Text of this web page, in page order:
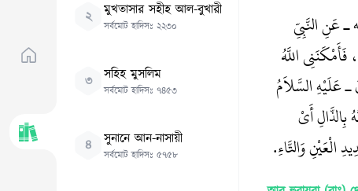
২ মুখতাসার সহীহ আল-বুখারী
সর্বমোট হাদিসঃ ২২৩০
৩ সহিহ মুসলিম
সর্বমোট হাদিসঃ ৭৪৫৩
৪ সুনানে আন-নাসায়ী
সর্বমোট হাদিসঃ ৫৭৫৮
عَنِ النَّبِيِّ
اللَّهُ
عَلَيْهِ السَّلاَمُ
أَىْ
وَالتَّاءِ‏.‏